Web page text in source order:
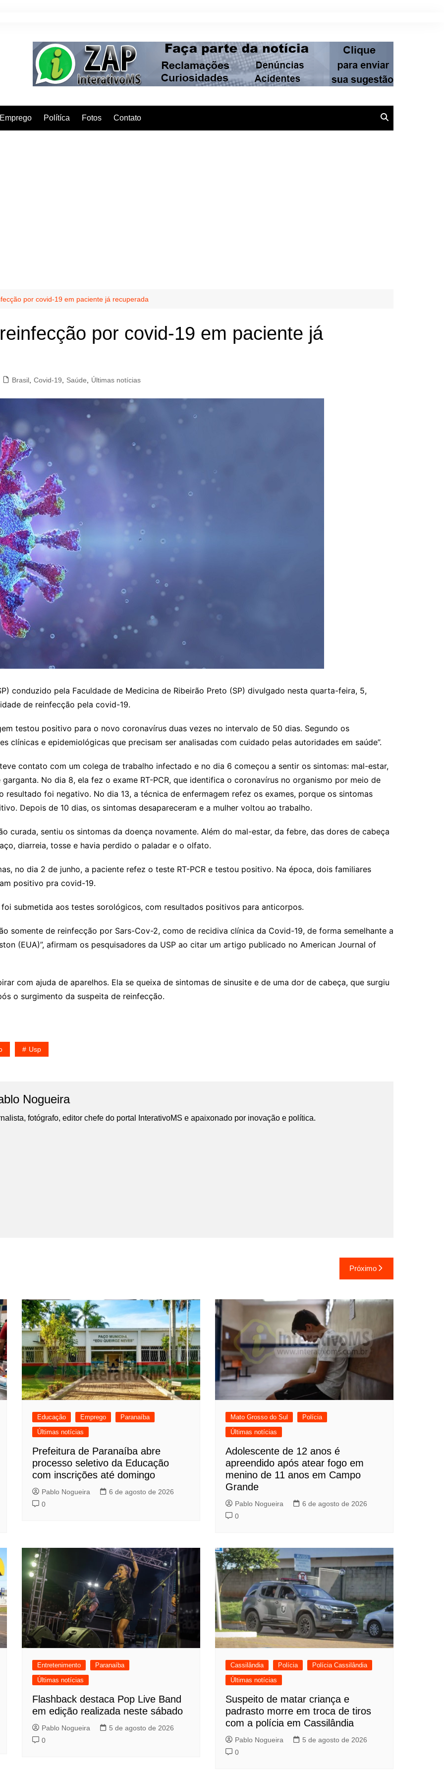
Emprego Polítíca Fotos Contato
por covid-19 em paciente já recuperada
por covid-19 em paciente já
Brasil Covid-19 Saúde Últimas notícias
conduzido pela Faculdade de Medicina de Ribeirão Preto (SP) divulgado nesta quarta-feira, 5,
de reinfecção pela covid-19.
testou positivo para o novo coronavírus duas vezes no intervalo de 50 dias. Segundo os
clínicas e epidemiológicas que precisam ser analisadas com cuidado pelas autoridades em saúde”.
contato com um colega de trabalho infectado e no dia 6 começou a sentir os sintomas: mal-estar,
No dia 8, ela fez o exame RT-PCR, que identifica o coronavírus no organismo por meio de
resultado foi negativo. No dia 13, a técnica de enfermagem refez os exames, porque os sintomas
Depois de 10 dias, os sintomas desapareceram e a mulher voltou ao trabalho.
curada, sentiu os sintomas da doença novamente. Além do mal-estar, da febre, das dores de cabeça
diarreia, tosse e havia perdido o paladar e o olfato.
no dia 2 de junho, a paciente refez o teste RT-PCR e testou positivo. Na época, dois familiares
positivo pra covid-19.
submetida aos testes sorológicos, com resultados positivos para anticorpos.
somente de reinfecção por Sars-Cov-2, como de recidiva clínica da Covid-19, de forma semelhante a
(EUA)”, afirmam os pesquisadores da USP ao citar um artigo publicado no American Journal of
com ajuda de aparelhos. Ela se queixa de sintomas de sinusite e de uma dor de cabeça, que surgiu
o surgimento da suspeita de reinfecção.
Usp
Nogueira
fotógrafo, editor chefe do portal InterativoMS e apaixonado por inovação e política.
Próximo
Educação Emprego
Paranaíba
Últimas notícias
Prefeitura de Paranaíba abre
processo seletivo da Educação
com inscrições até domingo
Pablo Nogueira
6 de agosto de 2026
0
Mato Grosso do Sul
Polícia
Últimas notícias
Adolescente de 12 anos é
apreendido após atear fogo em
menino de 11 anos em Campo
Grande
Pablo Nogueira
6 de agosto de 2026
0
Entretenimento
Paranaíba
Últimas notícias
Flashback destaca Pop Live Band
em edição realizada neste sábado
Pablo Nogueira
5 de agosto de 2026
0
Cassilândia Polícia
Polícia Cassilândia
Últimas notícias
Suspeito de matar criança e
padrasto morre em troca de tiros
com a polícia em Cassilândia
Pablo Nogueira
5 de agosto de 2026
0